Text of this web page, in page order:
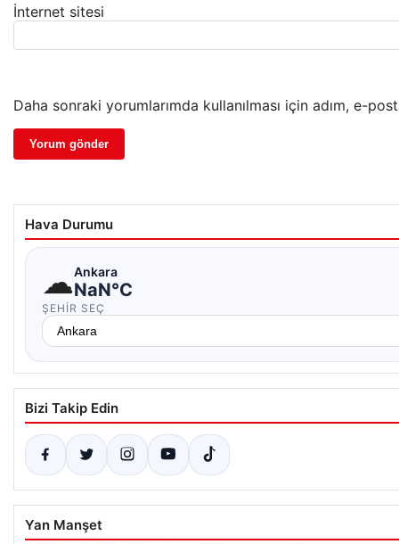
İnternet sitesi
Daha sonraki yorumlarımda kullanılması için adım, e-
Hava Durumu
☁Ankara
NaN°C
ŞEHIR SEÇ
Bizi Takip Edin
Yan Manşet